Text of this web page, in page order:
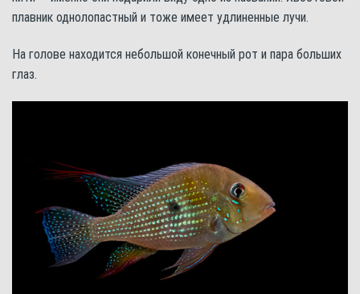
плавник однолопастный и тоже имеет удлиненные лучи.
На голове находится небольшой конечный рот и пара больших
глаз.